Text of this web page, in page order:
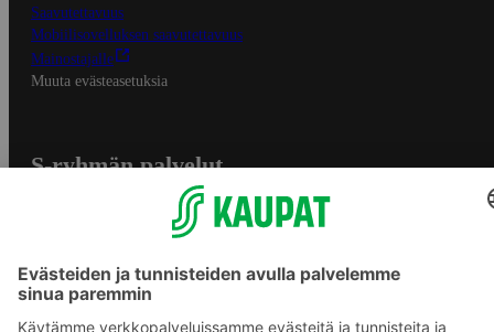
Saavutettavuus
Mobiilisovelluksen saavutettavuus
Mainostajalle
Muuta evästeasetuksia
S-ryhmän palvelut
Yhteishyvä Ruoka -sovellus
S-ostoslista -sovellus
Prisma.fi